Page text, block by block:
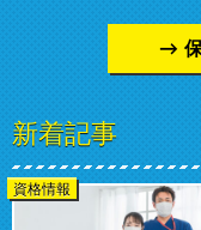
新着記事
資格情報